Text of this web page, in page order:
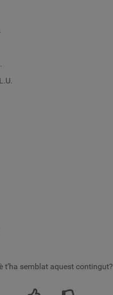
t’ha semblat aquest contingut?